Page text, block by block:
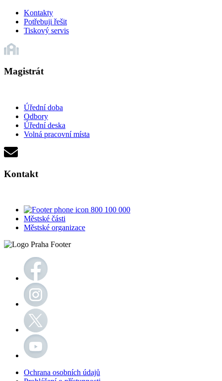
Kontakty
Potřebuji řešit
Tiskový servis
Magistrát
Úřední doba
Odbory
Úřední deska
Volná pracovní místa
Kontakt
800 100 000
Městské části
Městské organizace
Ochrana osobních údajů